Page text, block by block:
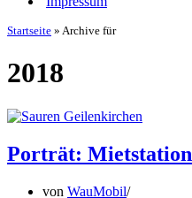
Startseite » Archive für
2018
Porträt:
von WauMobil